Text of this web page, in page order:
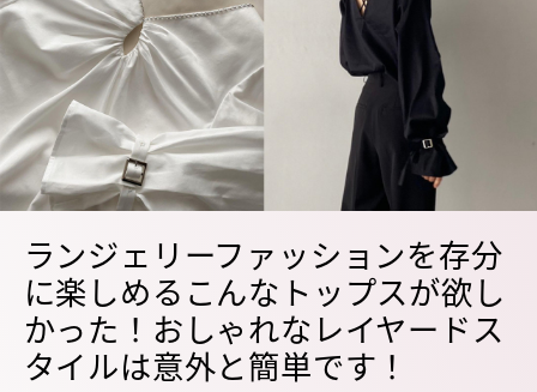
商品紹介
コンテンツ
特集
ピックアップ記事
ランジェリーファッションを存分
に楽しめるこんなトップスが欲し
かった！おしゃれなレイヤードス
タイルは意外と簡単です！